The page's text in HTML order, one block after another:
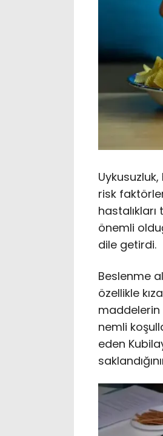
risk
önemli
dile getirdi.
Beslenme
özellikle
maddelerin
nemli
eden